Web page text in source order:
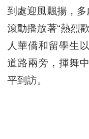
到處迎風飄揚，多
滾動播放著“熱烈
人華僑和留學生
道路兩旁，揮舞
平到訪。